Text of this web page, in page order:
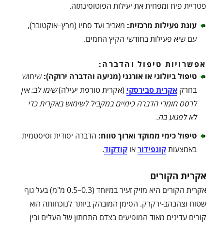
פטריית פיח ומפחית את יעילות הפוטוסינתזה.
עונת פעילות מרכזית: מאביב ועד סתיו (מרץ–אוקטובר),
עם שיא פעילות בחודשי הקיץ החמים.
אפשרויות טיפול והדברה:
טיפול ביולוגי או אורגני (מניעה והדברה ירוקה): שימוש
בחרקאקרית סבירסקי (אקרית טורפת יעילה)שימו לב: אין
לרסס חומרי הדברה כימיים במקביל לשימוש באקרית כדי
לא לפגוע בה.
טיפול כימי ממוקד וארוך טווח: הדברה יסודית וסיסטמית
באמצעותקונפידוראוקודקוד.
אקרית הקורים
אקרית הקורים היא מזיק זעיר במיוחד (0.3–0.5 מ"מ) בעל גוף
שטוח וצהבהב-ירקרק. הסימן המובהק ביותר לנוכחותה הוא
קורים עדינים מאוד המופיעים בצדם התחתון של העלים ובין